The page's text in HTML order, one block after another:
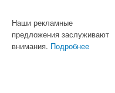
Наши рекламные
предложения заслуживают
внимания. Подробнее